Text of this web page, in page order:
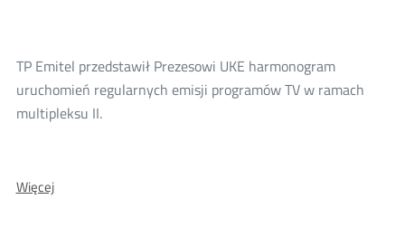
do
ponownego
rozpoznania
TP Emitel przedstawił Prezesowi UKE harmonogram
uruchomień regularnych emisji programów TV w ramach
multipleksu II.
WięcejO: